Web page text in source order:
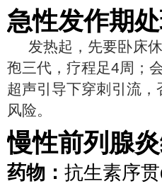
急性发作期
发热起，先要卧床
孢三代，疗程足4周；
超声引导下穿刺引流
风险。
慢性前列腺
药物： 抗生素序